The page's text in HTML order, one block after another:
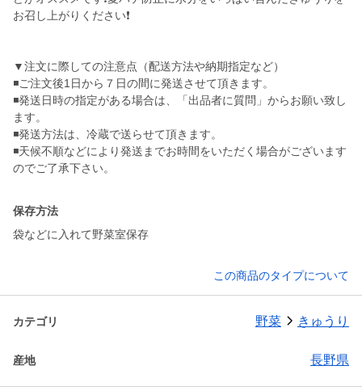
お召し上がりください❗️
▼注文に際しての注意点（配送方法や納期指定など）
◾️ご注文後1日から７日の間に発送させて頂きます。
◾️発送日時の指定がある場合は、「出品者に質問」からお願い致し
ます。
◾️発送方法は、冷蔵で送らせて頂きます。
◾️天候不順などにより発送までお時間をいただく場合がございます
のでご了承下さい。
保存方法
袋などに入れて野菜室保存
この商品のタイプについて
カテゴリ 野菜 きゅうり
産地 長野県